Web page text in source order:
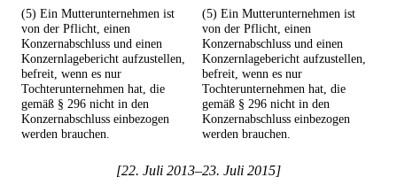
(5) Ein Mutterunternehmen ist
von der Pflicht, einen
Konzernabschluss und einen
Konzernlagebericht aufzustellen,
befreit, wenn es nur
Tochterunternehmen hat, die
gemäß § 296 nicht in den
Konzernabschluss einbezogen
werden brauchen.
(5) Ein Mutterunternehmen ist
von der Pflicht, einen
Konzernabschluss und einen
Konzernlagebericht aufzustellen,
befreit, wenn es nur
Tochterunternehmen hat, die
gemäß § 296 nicht in den
Konzernabschluss einbezogen
werden brauchen.
[22. Juli 2013–23. Juli 2015]